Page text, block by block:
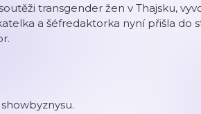
transgender žen v Thajsku,
a šéfredaktorka nyní přišla do